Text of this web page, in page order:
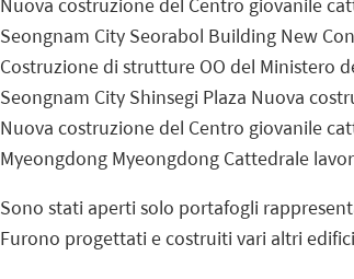
Seongnam City Seorabol Building New
Costruzione di strutture OO del Ministero
Seongnam City Shinsegi Plaza Nuova
Nuova costruzione del Centro giovanile
Myeongdong Myeongdong Cattedrale
Sono stati aperti solo portafogli
Furono progettati e costruiti vari altri